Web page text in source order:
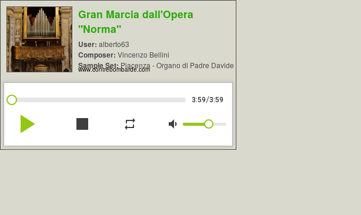
Gran Marcia dall'Opera
"Norma"
User: alberto63
Composer: Vincenzo Bellini
Sample Set: Piacenza - Organo di Padre Davide
www.contrebombarde.com
3:59/3:59
play_arrow stop repeat volume_down